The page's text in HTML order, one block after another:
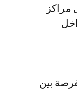
مراكز
بين